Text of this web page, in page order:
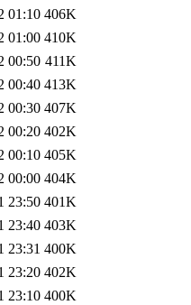
01:10 406K
01:00 410K
00:50 411K
00:40 413K
00:30 407K
00:20 402K
00:10 405K
00:00 404K
23:50 401K
23:40 403K
23:31 400K
23:20 402K
23:10 400K